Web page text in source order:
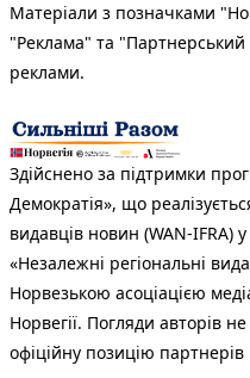
Матеріали з позначками
"Реклама" та "Партнерський
реклами.
Здійснено за підтримки
Демократія», що
видавців новин (WAN-IFRA)
«Незалежні регіональні
Норвезькою асоціацією
Норвегії. Погляди авторів
офіційну позицію